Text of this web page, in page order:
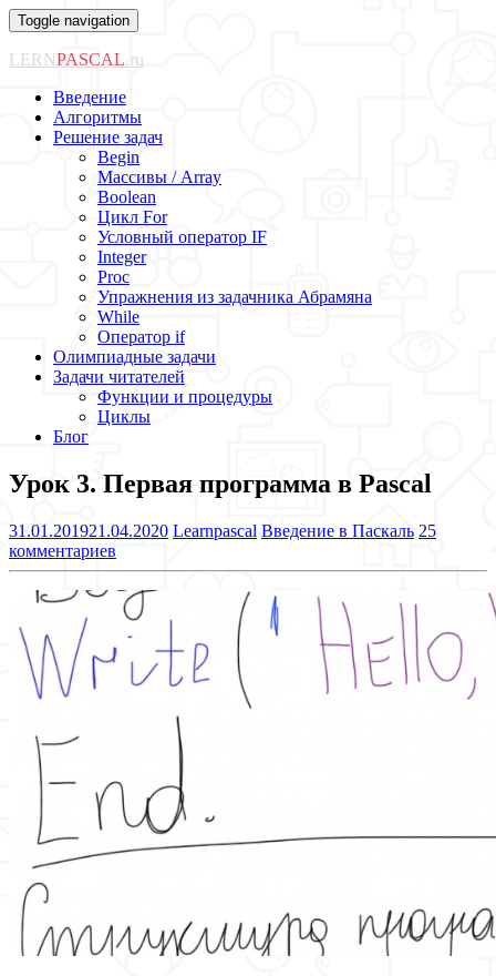
Toggle navigation
LERNPASCAL.ru
Введение
Алгоритмы
Решение задач
Begin
Массивы / Array
Boolean
Цикл For
Условный оператор IF
Integer
Proc
Упражнения из задачника Абрамяна
While
Оператор if
Олимпиадные задачи
Задачи читателей
Функции и процедуры
Циклы
Блог
Урок 3. Первая программа в Pascal
31.01.201921.04.2020 Learnpascal Введение в Паскаль 25
комментариев